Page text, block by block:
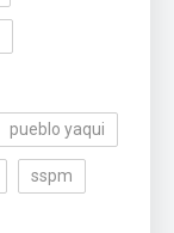
pueblo yaqui
sspm